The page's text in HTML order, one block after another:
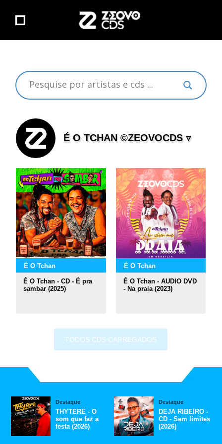
É O TCHAN ©ZEOVOCDS ▿
É O Tchan
É O Tchan - CD - É pra
sambar (2025)
É O Tchan
É O Tchan - AUDIO DVD
- Na praia (2023)
TODOS CDS CARREGADOS
Destaque
THYTERÊ - O
som que faz a
festa (2026)
Destaque
DEJA RIBEIRO -
CD - Sem limites
(2026)